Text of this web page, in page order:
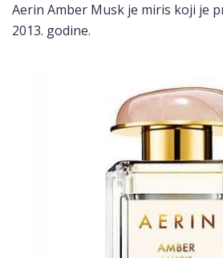
Aerin Amber Musk je miris koji je
2013. godine.